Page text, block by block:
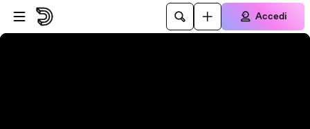
Vai al lettore
Passa al contenuto principale
Accedi